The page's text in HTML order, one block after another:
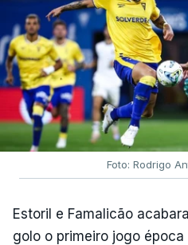
Foto: Rodrigo
Estoril e Famalicão
golo o primeiro jogo